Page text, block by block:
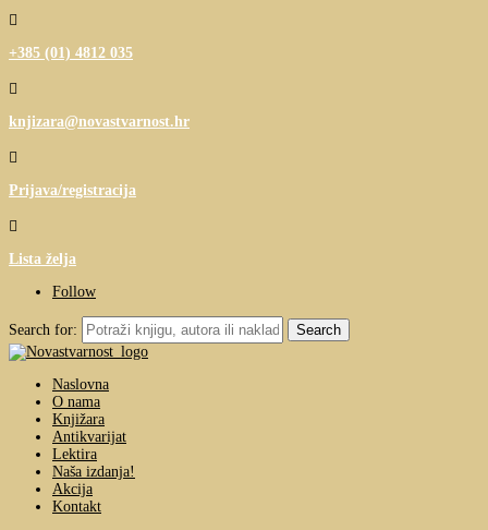

+385 (01) 4812 035

knjizara@novastvarnost.hr

Prijava/registracija

Lista želja
Follow
Search for:
Naslovna
O nama
Knjižara
Antikvarijat
Lektira
Naša izdanja!
Akcija
Kontakt